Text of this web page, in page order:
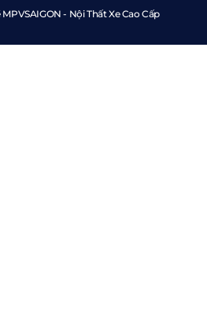
- Nội Thất Xe Cao Cấp